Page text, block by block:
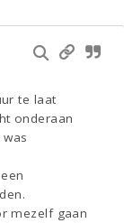
te laat
onderaan
mezelf gaan